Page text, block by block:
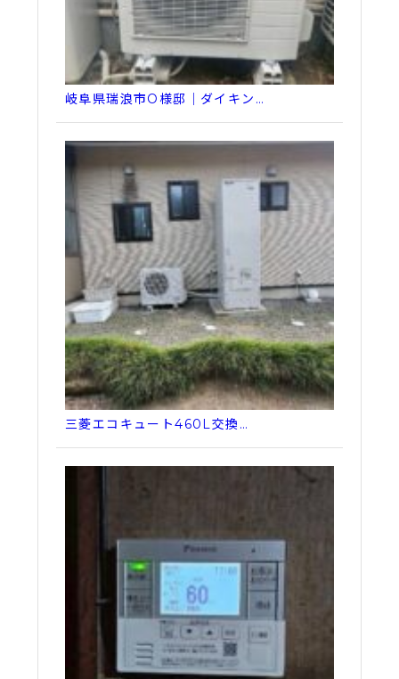
岐阜県瑞浪市O様邸｜ダイキン…
三菱エコキュート460L交換…